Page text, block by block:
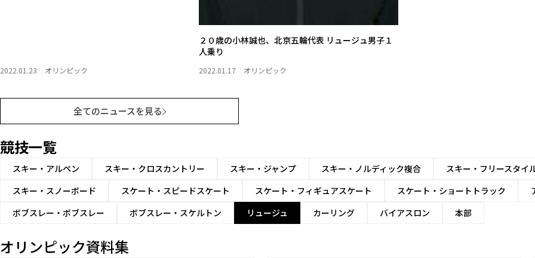
2022.01.23 オリンピック
２０歳の小林誠也、北京五輪代表 リュージュ男子１
人乗り
2022.01.17 オリンピック
全てのニュースを見る
競技一覧
スキー・アルペン スキー・クロスカントリー スキー・ジャンプ スキー・ノルディック複合
スキー・フリースタイ
スキー・スノーボード
スケート・スピードスケート スケート・フィギュアスケート スケート・ショートトラック
ボブスレー・ボブスレー
ボブスレー・スケルトン リュージュ カーリング バイアスロン 本部
オリンピック資料集